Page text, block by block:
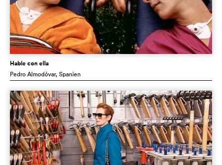
Hable con ella
Pedro Almodóvar, Spanien